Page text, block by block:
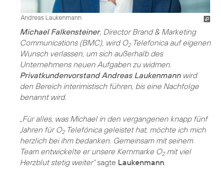
Andreas Laukenmann
Michael Falkensteiner, Director Brand & Marketing
Communications (BMC), wird O2Telefonica auf eigenen
Wunsch verlassen, um sich außerhalb des
Unternehmens neuen Aufgaben zu widmen.
Privatkundenvorstand Andreas Laukenmannwird
den Bereich interimistisch führen, bis eine Nachfolge
benannt wird.
„Für alles, was Michael in den vergangenen knapp fünf
Jahren für O2Telefónica geleistet hat, möchte ich mich
herzlich bei ihm bedanken. Gemeinsam mit seinem
Team entwickelte er unsere Kernmarke O2mit viel
Herzblut stetig weiter“sagte Laukenmann